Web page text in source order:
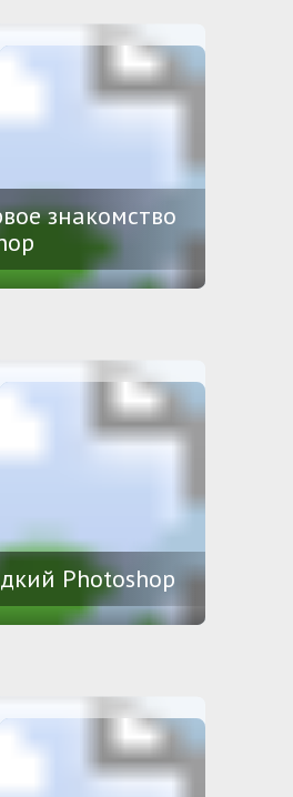
знакомство
Photoshop